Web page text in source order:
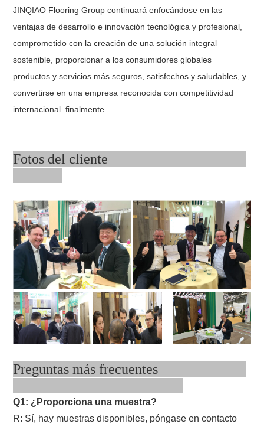
JINQIAO Flooring Group continuará enfocándose en las
ventajas de desarrollo e innovación tecnológica y profesional,
comprometido con la creación de una solución integral
sostenible, proporcionar a los consumidores globales
productos y servicios más seguros, satisfechos y saludables, y
convertirse en una empresa reconocida con competitividad
internacional. finalmente.
Fotos del cliente
Preguntas más frecuentes
Q1: ¿Proporciona una muestra?
R: Sí, hay muestras disponibles, póngase en contacto